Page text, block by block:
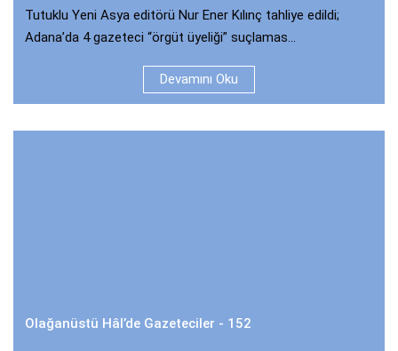
Tutuklu Yeni Asya editörü Nur Ener Kılınç tahliye edildi;
Adana’da 4 gazeteci “örgüt üyeliği” suçlamas...
Devamını Oku
Olağanüstü Hâl’de Gazeteciler - 152